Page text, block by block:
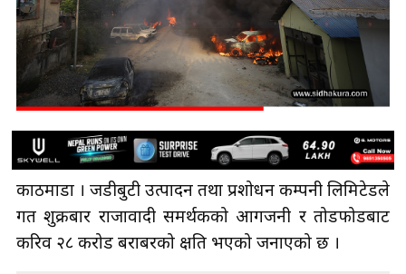
काठमाडौँ । जडीबुटी उत्पादन तथा प्रशोधन कम्पनी लिमिटेडले
गत शुक्रबार राजावादी समर्थकको आगजनी र तोडफोडबाट
करिव २८ करोड बराबरको क्षति भएको जनाएको छ ।